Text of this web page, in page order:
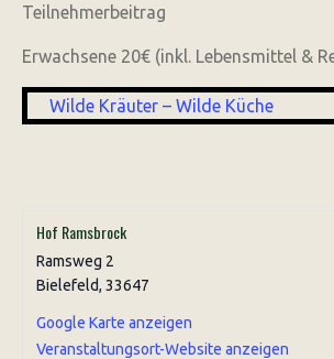
Teilnehmerbeitrag
Erwachsene 20€ (inkl. Lebensmittel &
Wilde Kräuter – Wilde Küche
Hof Ramsbrock
Ramsweg 2
Bielefeld, 33647
Google Karte anzeigen
Veranstaltungsort-Website anzeigen